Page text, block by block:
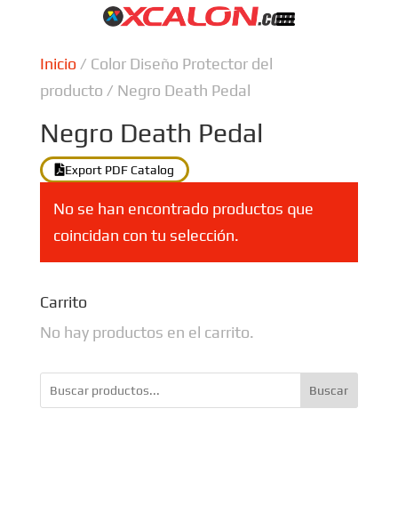
Inicio/ Color Diseño Protector del
producto / Negro Death Pedal
Negro Death Pedal
Export PDF Catalog
No se han encontrado productos que
coincidan con tu selección.
Carrito
No hay productos en el carrito.
Buscar